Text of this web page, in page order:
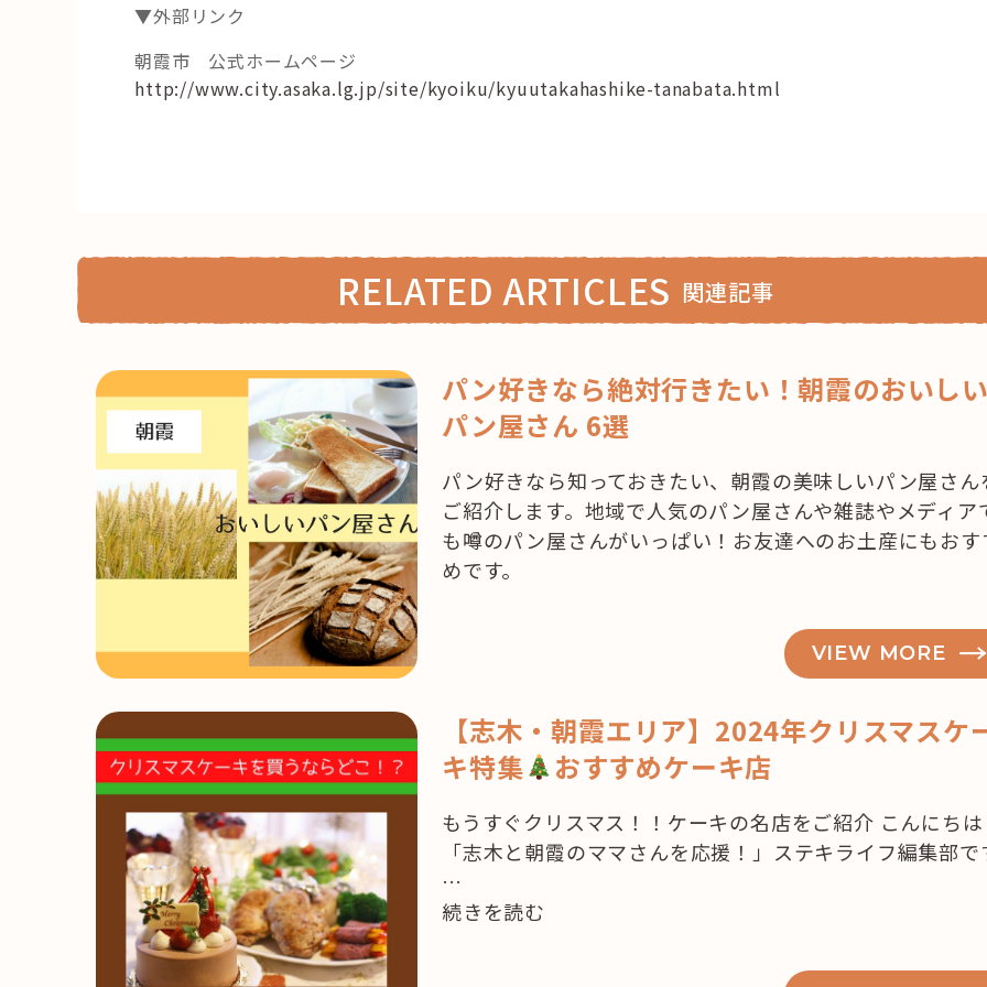
▼外部リンク
朝霞市 公式ホームページ
http://www.city.asaka.lg.jp/site/kyoiku/kyuutakahashike-tanabata.html
RELATED ARTICLES 関連記事
パン好きなら絶対行きたい！朝霞のおいし
パン屋さん 6選
パン好きなら知っておきたい、朝霞の美味しいパン屋さん
ご紹介します。地域で人気のパン屋さんや雑誌やメディア
も噂のパン屋さんがいっぱい！お友達へのお土産にもおす
めです。
VIEW MORE
【志木・朝霞エリア】2024年クリスマスケ
キ特集
おすすめケーキ店
もうすぐクリスマス！！ケーキの名店をご紹介 こんにち
「志木と朝霞のママさんを応援！」ステキライフ編集部で
…
“【志
続きを読む